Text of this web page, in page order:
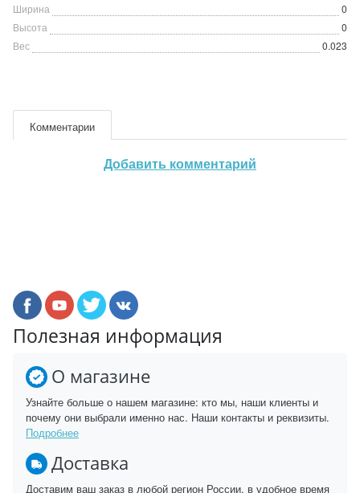
Ширина
0
Высота
0
Вес
0.023
Комментарии
Добавить комментарий
Полезная информация
О магазине
Узнайте больше о нашем магазине: кто мы, наши клиенты и
почему они выбрали именно нас. Наши контакты и реквизиты.
Подробнее
Доставка
Доставим ваш заказ в любой регион России, в удобное время